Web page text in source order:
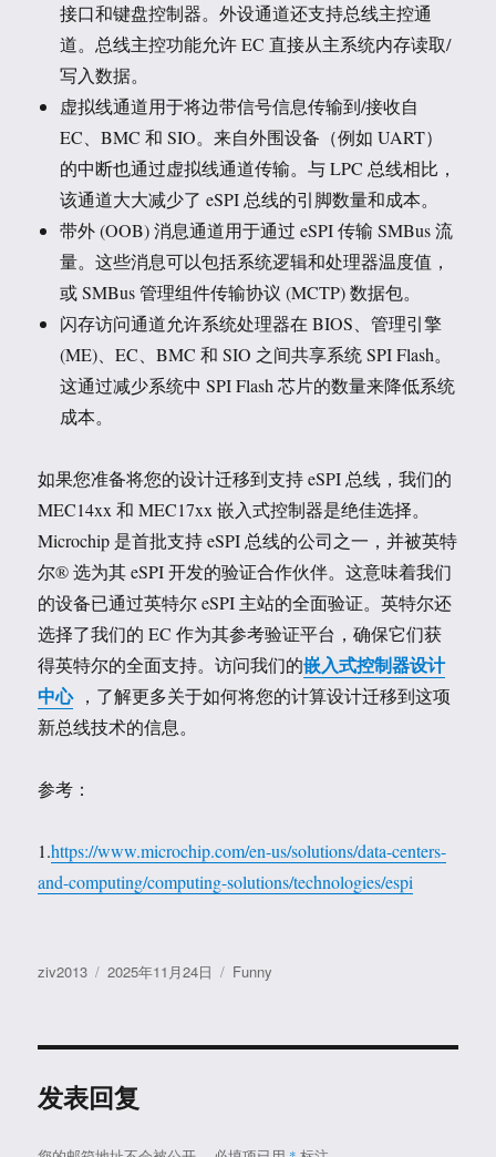
接口和键盘控制器。外设通道还支持总线主控通
道。总线主控功能允许 EC 直接从主系统内存读取/
写入数据。
虚拟线通道用于将边带信号信息传输到/接收自
EC、BMC 和 SIO。来自外围设备（例如 UART）
的中断也通过虚拟线通道传输。与 LPC 总线相比，
该通道大大减少了 eSPI 总线的引脚数量和成本。
带外 (OOB) 消息通道用于通过 eSPI 传输 SMBus 流
量。这些消息可以包括系统逻辑和处理器温度值，
或 SMBus 管理组件传输协议 (MCTP) 数据包。
闪存访问通道允许系统处理器在 BIOS、管理引擎
(ME)、EC、BMC 和 SIO 之间共享系统 SPI Flash。
这通过减少系统中 SPI Flash 芯片的数量来降低系统
成本。
如果您准备将您的设计迁移到支持 eSPI 总线，我们的
MEC14xx 和 MEC17xx 嵌入式控制器是绝佳选择。
Microchip 是首批支持 eSPI 总线的公司之一，并被英特
尔® 选为其 eSPI 开发的验证合作伙伴。这意味着我们
的设备已通过英特尔 eSPI 主站的全面验证。英特尔还
选择了我们的 EC 作为其参考验证平台，确保它们获
得英特尔的全面支持。访问我们的嵌入式控制器设计
中心 ，了解更多关于如何将您的计算设计迁移到这项
新总线技术的信息。
参考：
1.https://www.microchip.com/en-us/solutions/data-centers-
and-computing/computing-solutions/technologies/espi
作
ziv2013
发
2025年11月24日
分
Funny
发表回复